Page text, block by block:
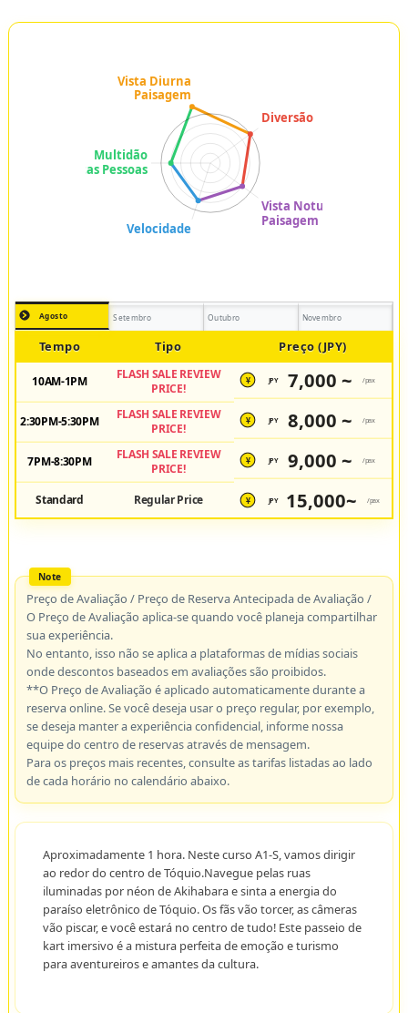
Agosto Setembro Outubro Novembro
Tempo Tipo Preço (JPY)
10AM-1PM
FLASH SALE REVIEW
PRICE!
¥ JPY 7,000 ~ /pax
2:30PM-5:30PM
FLASH SALE REVIEW
PRICE!
¥ JPY 8,000 ~ /pax
7PM-8:30PM
FLASH SALE REVIEW
PRICE!
¥ JPY 9,000 ~ /pax
Standard Regular Price ¥ JPY 15,000~ /pax
Preço de Avaliação / Preço de Reserva Antecipada de Avaliação /
O Preço de Avaliação aplica-se quando você planeja compartilhar
sua experiência.
No entanto, isso não se aplica a plataformas de mídias sociais
onde descontos baseados em avaliações são proibidos.
**O Preço de Avaliação é aplicado automaticamente durante a
reserva online. Se você deseja usar o preço regular, por exemplo,
se deseja manter a experiência confidencial, informe nossa
equipe do centro de reservas através de mensagem.
Para os preços mais recentes, consulte as tarifas listadas ao lado
de cada horário no calendário abaixo.
Aproximadamente 1 hora. Neste curso A1-S, vamos dirigir
ao redor do centro de Tóquio.Navegue pelas ruas
iluminadas por néon de Akihabara e sinta a energia do
paraíso eletrônico de Tóquio. Os fãs vão torcer, as câmeras
vão piscar, e você estará no centro de tudo! Este passeio de
kart imersivo é a mistura perfeita de emoção e turismo
para aventureiros e amantes da cultura.